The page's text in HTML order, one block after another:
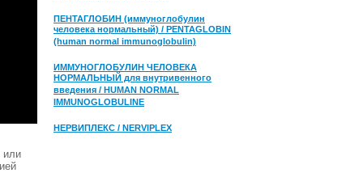
или
ПЕНТАГЛОБИН (иммуноглобулин
человека нормальный) / PENTAGLOBIN
(human normal immunoglobulin)
ИММУНОГЛОБУЛИН ЧЕЛОВЕКА
НОРМАЛЬНЫЙ для внутривенного
введения / HUMAN NORMAL
IMMUNOGLOBULINE
НЕРВИПЛЕКС / NERVIPLEX